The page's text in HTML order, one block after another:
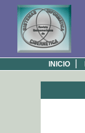
INICIO